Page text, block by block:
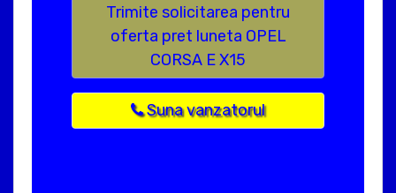
Trimite solicitarea pentru
oferta pret luneta OPEL
CORSA E X15
Suna vanzatorul